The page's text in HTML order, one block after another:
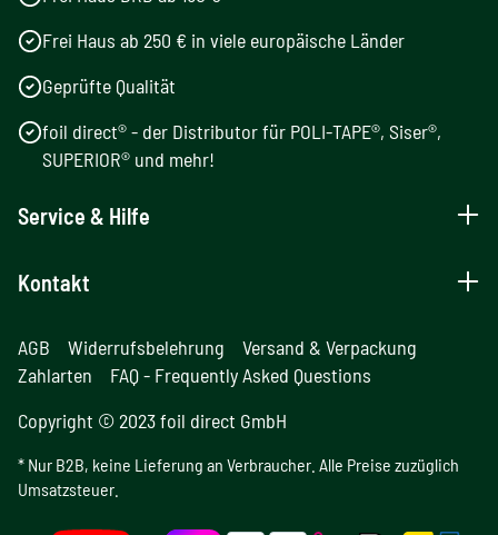
Frei Haus ab 250 € in viele europäische Länder
Geprüfte Qualität
foil direct® - der Distributor für POLI-TAPE®, Siser®,
SUPERIOR® und mehr!
Service & Hilfe
Kontakt
AGB Widerrufsbelehrung
Versand & Verpackung
Zahlarten
FAQ - Frequently Asked Questions
Copyright © 2023 foil direct GmbH
* Nur B2B, keine Lieferung an Verbraucher. Alle Preise zuzüglich
Umsatzsteuer.